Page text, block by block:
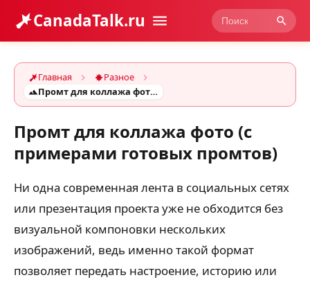
CanadaTalk.ru
Главная
Разное
Промт для коллажа фото (с примерами готовых промтов)
Промт для коллажа фото (с
примерами готовых промтов)
Ни одна современная лента в социальных сетях
или презентация проекта уже не обходится без
визуальной компоновки нескольких
изображений, ведь именно такой формат
позволяет передать настроение, историю или